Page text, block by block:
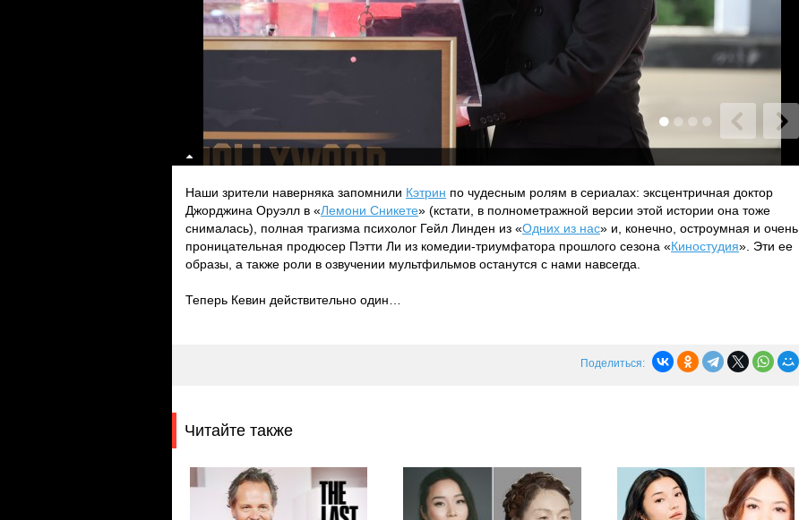
Наши зрители наверняка запомнили Кэтрин по чудесным ролям в сериалах: эксцентричная доктор
Джорджина Оруэлл в «Лемони Сникете» (кстати, в полнометражной версии этой истории она тоже
снималась), полная трагизма психолог Гейл Линден из «Одних из нас» и, конечно, остроумная и очень
проницательная продюсер Пэтти Ли из комедии-триумфатора прошлого сезона «Киностудия». Эти ее
образы, а также роли в озвучении мультфильмов останутся с нами навсегда.
Теперь Кевин действительно один…
Поделиться:
Читайте также